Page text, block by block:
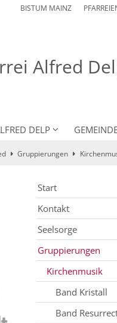
BISTUM MAINZ
Alfred
DELP
Gruppierungen
Start
Kontakt
Seelsorge
Gruppierungen
Kirchenmusik
Band Kristall
Band